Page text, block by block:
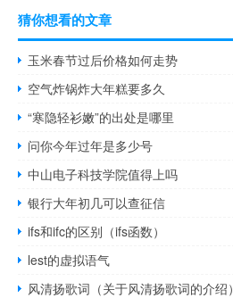
猜你想看的文章
玉米春节过后价格如何走势
空气炸锅炸大年糕要多久
“寒隐轻衫嫩”的出处是哪里
问你今年过年是多少号
中山电子科技学院值得上吗
银行大年初几可以查征信
ifs和ifc的区别（ifs函数）
lest的虚拟语气
风清扬歌词（关于风清扬歌词的介绍）